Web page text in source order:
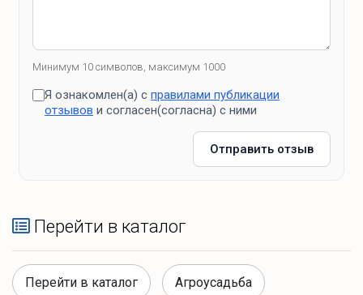
Минимум 10 символов, максимум 1000
Я ознакомлен(а) с правилами публикации
отзывов и согласен(согласна) с ними
Отправить отзыв
Перейти в каталог
Перейти в каталог Агроусадьба